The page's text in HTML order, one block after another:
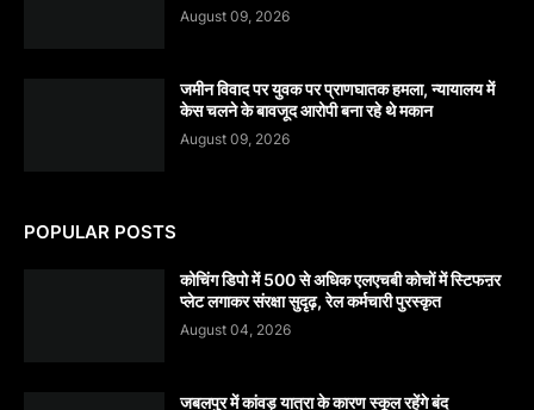
August 09, 2026
जमीन विवाद पर युवक पर प्राणघातक हमला, न्यायालय में
केस चलने के बावजूद आरोपी बना रहे थे मकान
August 09, 2026
POPULAR POSTS
कोचिंग डिपो में 500 से अधिक एलएचबी कोचों में स्टिफऩर
प्लेट लगाकर संरक्षा सुदृढ़, रेल कर्मचारी पुरस्कृत
August 04, 2026
जबलपुर में कांवड़ यात्रा के कारण स्कूल रहेंगे बंद